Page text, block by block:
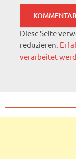
Diese Seite
reduzieren.
verarbeitet